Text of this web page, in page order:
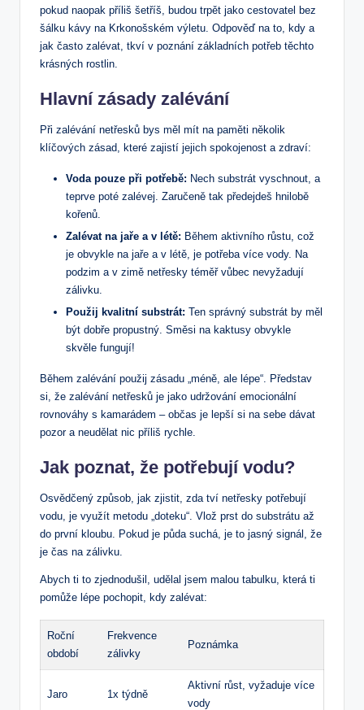
pokud naopak příliš šetříš, budou trpět jako cestovatel bez
šálku kávy na Krkonošském výletu. Odpověď na to, kdy a
jak často zalévat, tkví v poznání základních potřeb těchto
krásných rostlin.
Hlavní zásady zalévání
Při zalévání netřesků bys měl mít na paměti několik
klíčových zásad, které zajistí jejich spokojenost a zdraví:
Voda pouze při potřebě: Nech substrát vyschnout, a
teprve poté zalévej. Zaručeně tak předejdeš hnilobě
kořenů.
Zalévat na jaře a v létě: Během aktivního růstu, což
je obvykle na jaře a v létě, je potřeba více vody. Na
podzim a v zimě netřesky téměř vůbec nevyžadují
zálivku.
Použij kvalitní substrát: Ten správný substrát by měl
být dobře propustný. Směsi na kaktusy obvykle
skvěle fungují!
Během zalévání použij zásadu „méně, ale lépe“. Představ
si, že zalévání netřesků je jako udržování emocionální
rovnováhy s kamarádem – občas je lepší si na sebe dávat
pozor a neudělat nic příliš rychle.
Jak poznat, že potřebují vodu?
Osvědčený způsob, jak zjistit, zda tví netřesky potřebují
vodu, je využít metodu „doteku“. Vlož prst do substrátu až
do první kloubu. Pokud je půda suchá, je to jasný signál, že
je čas na zálivku.
Abych ti to zjednodušil, udělal jsem malou tabulku, která ti
pomůže lépe pochopit, kdy zalévat:
Roční
období
Frekvence
zálivky
Poznámka
Jaro 1x týdně
Aktivní růst, vyžaduje více
vody